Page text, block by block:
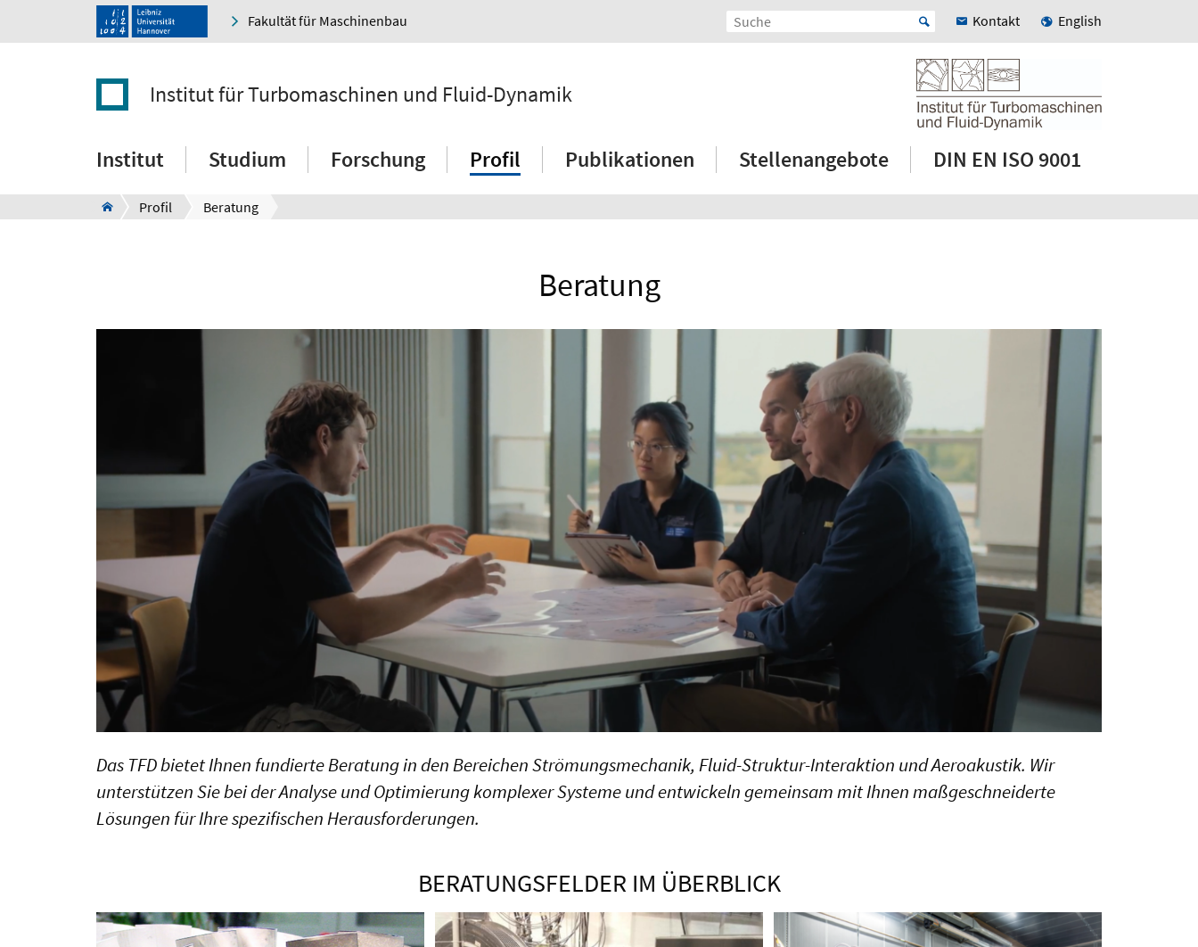
Fakultät für Maschinenbau Kontakt English
Institut für Turbomaschinen und Fluid-Dynamik
Institut Studium Forschung Profil Publikationen Stellenangebote DIN EN ISO 9001
Profil Beratung
Beratung
Das TFD bietet Ihnen fundierte Beratung in den Bereichen Strömungsmechanik, Fluid-Struktur-Interaktion und Aeroakustik. Wir
unterstützen Sie bei der Analyse und Optimierung komplexer Systeme und entwickeln gemeinsam mit Ihnen maßgeschneiderte
Lösungen für Ihre spezifischen Herausforderungen.
BERATUNGSFELDER IM ÜBERBLICK